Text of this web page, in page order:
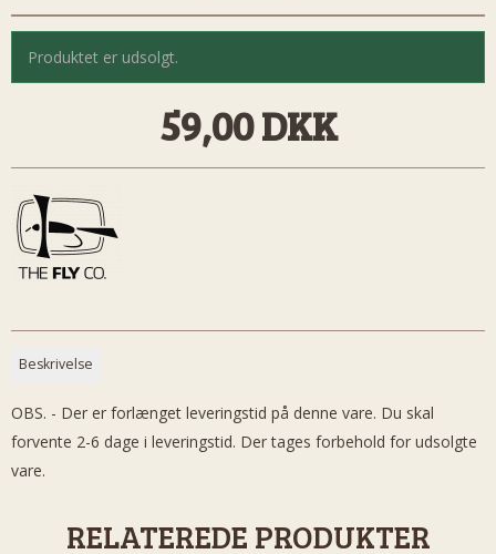
Produktet er udsolgt.
59,00 DKK
Beskrivelse
OBS. - Der er forlænget leveringstid på denne vare. Du skal
forvente 2-6 dage i leveringstid. Der tages forbehold for udsolgte
vare.
RELATEREDE PRODUKTER